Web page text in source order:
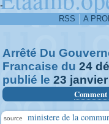
-
RSS A
Arrêté Du
Francaise du 24
publié le 23 janvier
source ministere de la